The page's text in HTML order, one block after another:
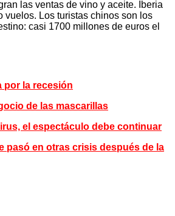
las ventas de vino y aceite. Iberia
vuelos. Los turistas chinos son los
casi 1700 millones de euros el
por la recesión
de las mascarillas
el espectáculo debe continuar
pasó en otras crisis después de la